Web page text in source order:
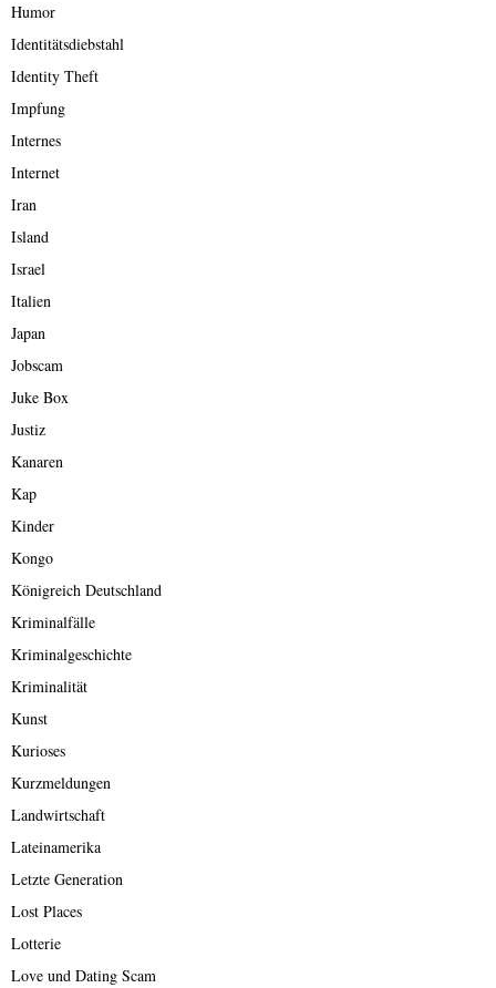
Humor
Identitätsdiebstahl
Identity Theft
Impfung
Internes
Internet
Iran
Island
Israel
Italien
Japan
Jobscam
Juke Box
Justiz
Kanaren
Kap
Kinder
Kongo
Königreich Deutschland
Kriminalfälle
Kriminalgeschichte
Kriminalität
Kunst
Kurioses
Kurzmeldungen
Landwirtschaft
Lateinamerika
Letzte Generation
Lost Places
Lotterie
Love und Dating Scam